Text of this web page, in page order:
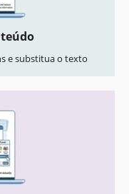
e substitua o texto